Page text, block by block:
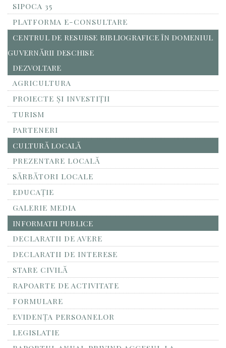
SIPOCA 35
PLATFORMA E-CONSULTARE
CENTRUL DE RESURSE BIBLIOGRAFICE ÎN DOMENIUL
GUVERNĂRII DESCHISE
DEZVOLTARE
AGRICULTURA
PROIECTE ȘI INVESTIȚII
TURISM
PARTENERI
CULTURĂ LOCALĂ
PREZENTARE LOCALĂ
SĂRBĂTORI LOCALE
EDUCAȚIE
GALERIE MEDIA
INFORMATII PUBLICE
DECLARATII DE AVERE
DECLARATII DE INTERESE
STARE CIVILĂ
RAPOARTE DE ACTIVITATE
FORMULARE
EVIDENȚA PERSOANELOR
LEGISLATIE